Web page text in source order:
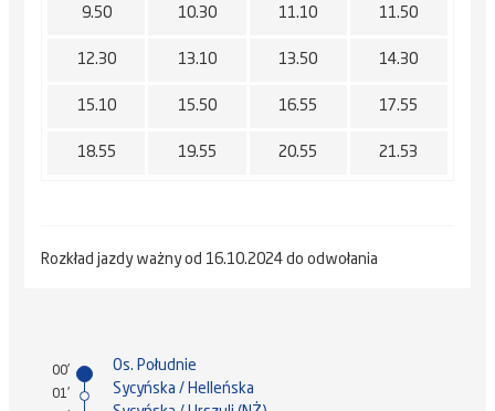
9.50 10.30 11.10 11.50
12.30 13.10 13.50 14.30
15.10 15.50 16.55 17.55
18.55 19.55 20.55 21.53
Rozkład jazdy ważny od 16.10.2024 do odwołania
00' Os. Południe
01'
Sycyńska / Helleńska